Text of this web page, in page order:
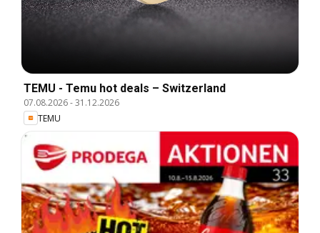
TEMU - Temu hot deals – Switzerland
07.08.2026-31.12.2026
TEMU